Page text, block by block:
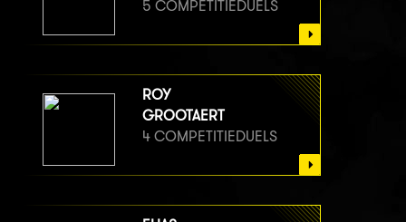
5 COMPETITIEDUELS
ROY
GROOTAERT
4 COMPETITIEDUELS